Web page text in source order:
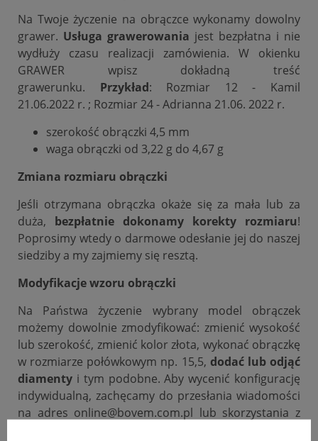
Na Twoje życzenie na obrączce wykonamy dowolny
grawer. Usługa grawerowania jest bezpłatna i nie
wydłuży czasu realizacji zamówienia. W okienku
GRAWER wpisz dokładną treść
grawerunku.
Przykład: Rozmiar 12 - Kamil
21.06.2022 r. ; Rozmiar 24 - Adrianna 21.06. 2022 r.
szerokość obrączki 4,5 mm
waga obrączki od 3,22 g do 4,67 g
Zmiana rozmiaru obrączki
Jeśli otrzymana obrączka okaże się za mała lub za
duża, bezpłatnie dokonamy korekty rozmiaru!
Poprosimy wtedy o darmowe odesłanie jej do naszej
siedziby a my zajmiemy się resztą.
Modyfikacje wzoru obrączki
Na Państwa życzenie wybrany model obrączek
możemy dowolnie zmodyfikować: zmienić wysokość
lub szerokość, zmienić kolor złota, wykonać obrączkę
w rozmiarze połówkowym np. 15,5, dodać lub odjąć
diamenty i tym podobne. Aby wycenić konfigurację
indywidualną, zachęcamy do przesłania wiadomości
na adres online@bovem.com.pl lub skorzystania z